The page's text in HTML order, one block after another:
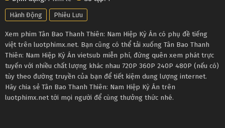
Hành Động Phiêu Lưu
Xem phim Tân Bao Thanh Thiên: Nam Hiệp Kỳ Án có phụ đề tiếng
việt trên luotphimx.net. Bạn cũng có thể tải xuống Tân Bao Thanh
Thiên: Nam Hiệp Kỳ Án vietsub miễn phí, đừng quên xem phát trực
tuyến với nhiều chất lượng khác nhau 720P 360P 240P 480P (nếu có)
tùy theo đường truyền của bạn để tiết kiệm dung lượng internet.
Hãy chia sẻ Tân Bao Thanh Thiên: Nam Hiệp Kỳ Án trên
luotphimx.net tới mọi người để cùng thưởng thức nhé.